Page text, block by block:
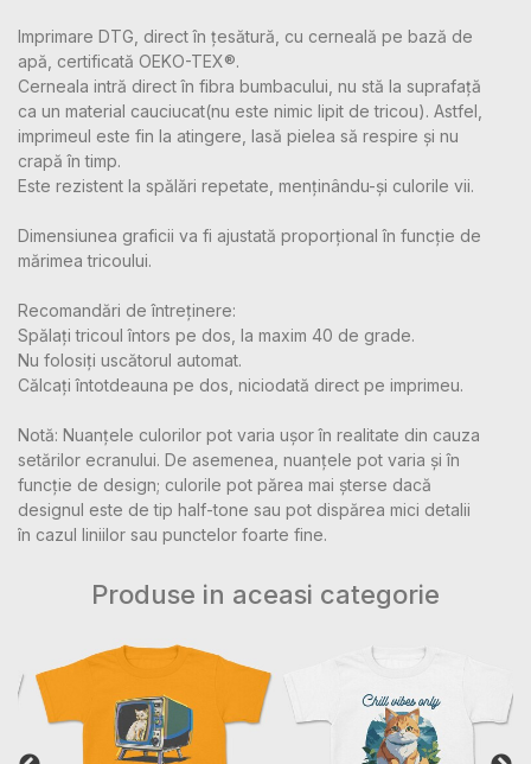
Imprimare DTG, direct în țesătură, cu cerneală pe bază de
apă, certificată OEKO-TEX®.
Cerneala intră direct în fibra bumbacului, nu stă la suprafață
ca un material cauciucat(nu este nimic lipit de tricou). Astfel,
imprimeul este fin la atingere, lasă pielea să respire și nu
crapă în timp.
Este rezistent la spălări repetate, menținându-și culorile vii.
Dimensiunea graficii va fi ajustată proporțional în funcție de
mărimea tricoului.
Recomandări de întreținere:
Spălați tricoul întors pe dos, la maxim 40 de grade.
Nu folosiți uscătorul automat.
Călcați întotdeauna pe dos, niciodată direct pe imprimeu.
Notă: Nuanțele culorilor pot varia ușor în realitate din cauza
setărilor ecranului. De asemenea, nuanțele pot varia și în
funcție de design; culorile pot părea mai șterse dacă
designul este de tip half-tone sau pot dispărea mici detalii
în cazul liniilor sau punctelor foarte fine.
Produse in aceasi categorie